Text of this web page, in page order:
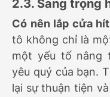
2.3. Sang trọng
Có nên lắp cửa hít
tô không chỉ là
một yếu tố nâng
yêu quý của bạn.
lại sự thuận tiện